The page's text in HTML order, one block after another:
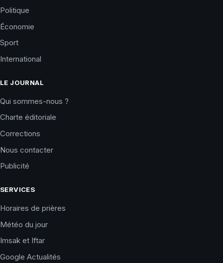
Politique
Économie
Sport
International
LE JOURNAL
Qui sommes-nous ?
Charte éditoriale
Corrections
Nous contacter
Publicité
SERVICES
Horaires de prières
Météo du jour
Imsak et Iftar
Google Actualités